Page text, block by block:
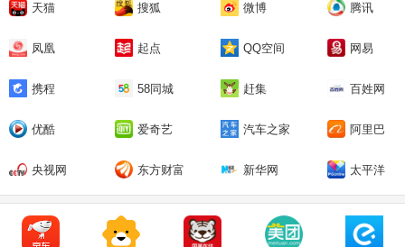
天猫 搜狐 微博 腾讯
凤凰 起点 QQ空间 网易
携程 58同城 赶集 百姓网
优酷 爱奇艺 汽车之家 阿里巴
巴
央视网 东方财富 新华网 太平洋